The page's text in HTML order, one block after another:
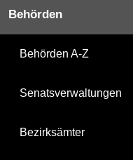
Behörden
Behörden A-Z
Senatsverwaltungen
Bezirksämter